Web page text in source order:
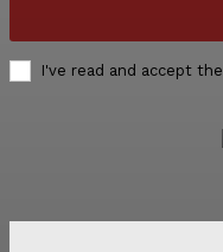
I've read and accept the